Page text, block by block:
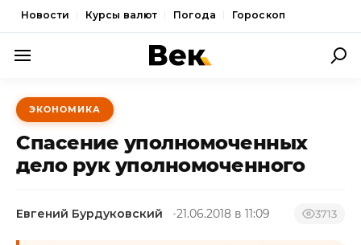
Новости Курсы валют Погода Гороскоп
ПОЛИТИКА
ЭКОНОМИКА
ОБЩЕСТВО
КУЛЬТУРА
ЭКОНОМИКА
Спасение уполномоченных
дело рук уполномоченного
Евгений Бурдуковский 21.06.2018 в 11:09 3713